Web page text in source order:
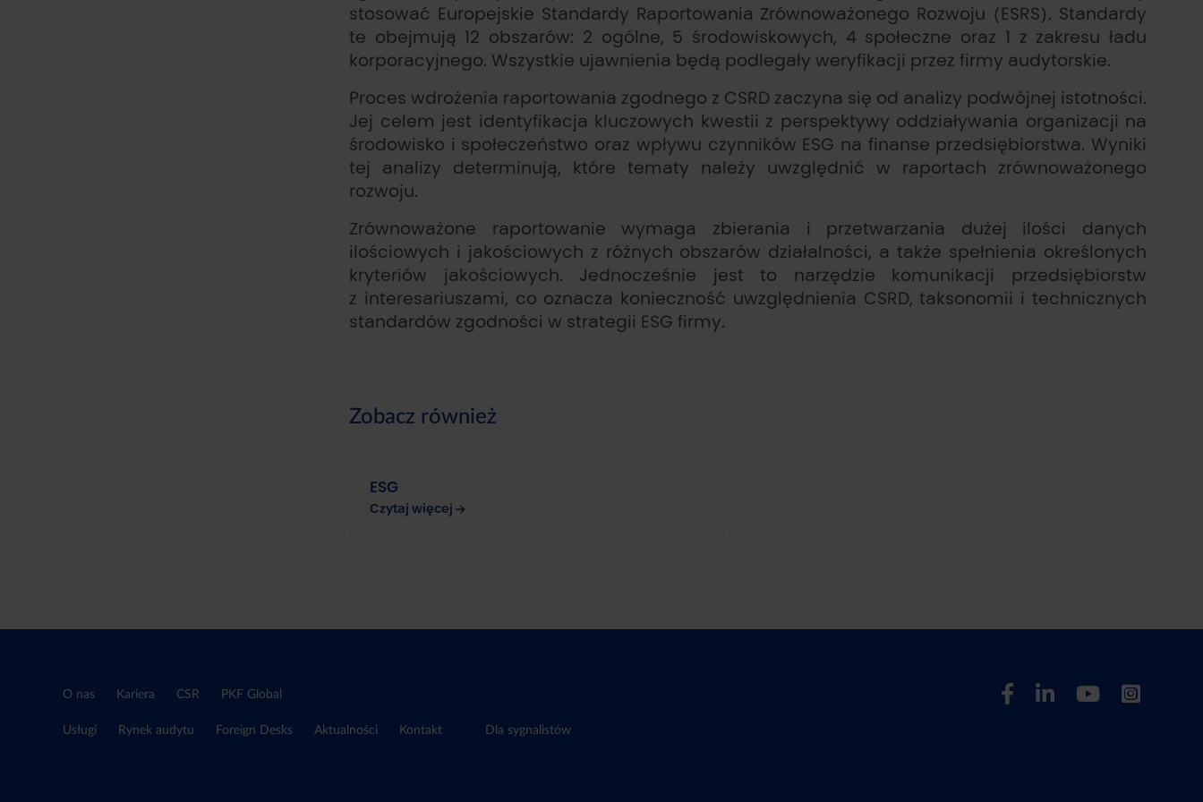
stosować Europejskie Standardy Raportowania Zrównoważonego Rozwoju (ESRS). Standardy
te obejmują 12 obszarów: 2 ogólne, 5 środowiskowych, 4 społeczne oraz 1 z zakresu ładu
korporacyjnego. Wszystkie ujawnienia będą podlegały weryfikacji przez firmy audytorskie.
Proces wdrożenia raportowania zgodnego z CSRD zaczyna się od analizy podwójnej istotności.
Jej celem jest identyfikacja kluczowych kwestii z perspektywy oddziaływania organizacji na
środowisko i społeczeństwo oraz wpływu czynników ESG na finanse przedsiębiorstwa. Wyniki
tej analizy determinują, które tematy należy uwzględnić w raportach zrównoważonego
rozwoju.
Zrównoważone raportowanie wymaga zbierania i przetwarzania dużej ilości danych
ilościowych i jakościowych z różnych obszarów działalności, a także spełnienia określonych
kryteriów jakościowych. Jednocześnie jest to narzędzie komunikacji przedsiębiorstw
z interesariuszami, co oznacza konieczność uwzględnienia CSRD, taksonomii i technicznych
standardów zgodności w strategii ESG firmy.
Zobacz również
ESG
Czytaj więcej
O nas Kariera CSR PKF Global
Usługi Rynek audytu Foreign Desks Aktualności Kontakt Dla sygnalistów